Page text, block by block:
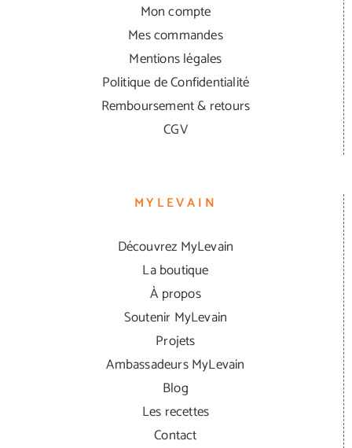
Mon compte
Mes commandes
Mentions légales
Politique de Confidentialité
Remboursement & retours
CGV
MYLEVAIN
Découvrez MyLevain
La boutique
À propos
Soutenir MyLevain
Projets
Ambassadeurs MyLevain
Blog
Les recettes
Contact